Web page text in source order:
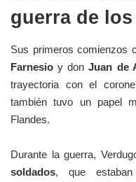
guerra de
Sus primeros comienzos
Farnesio y donJuan de
trayectoria con el
también tuvo un papel
Flandes.
Durante la guerra,
soldados, que